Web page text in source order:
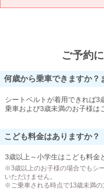
ご予約
何歳から乗車できますか？
シートベルトが着用できれば3
乗車および3歳未満のお子様は
こども料金はありますか？
3歳以上～小学生はこども料金
※3歳以上のお子様の場合でもシ
いただけません。
※ご乗車される時点で13歳未満の